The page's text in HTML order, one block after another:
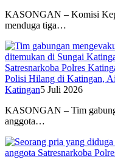
KASONGAN – Komisi
menduga tiga…
Polisi Hilang di Katingan,
Katingan5 Juli 2026
KASONGAN – Tim
anggota…